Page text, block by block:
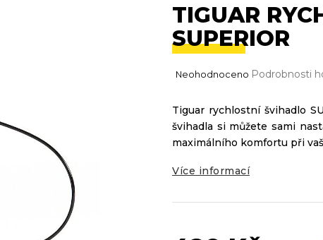
TIGUAR
SUPERIOR
Průměrné
je
0,0
z
hvězdiček.
Neohodnoceno Podrobnosti
Tiguar rychlostní švihadlo
švihadla si můžete sami
maximálního komfortu při
Více informací